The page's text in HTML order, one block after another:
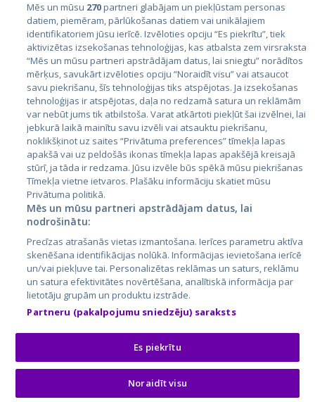
Страны
Эстония
Латвия
Литва
City24.lv
City24.ee
GetaPro.lv
GetaPro.ee
Skelbiu.lt
Autoplius.lt
Aruodas.lt
CVbankas.lt
Kainos.lt
Paslaugos.lt
auto24.ee
Osta.ee
KuldneBörs.ee
Mēs un mūsu 270partneri glabājam un piekļūstam personas
datiem, piemēram, pārlūkošanas datiem vai unikālajiem
identifikatoriem jūsu ierīcē. Izvēloties opciju “Es piekrītu”, tiek
aktivizētas izsekošanas tehnoloģijas, kas atbalsta zem virsraksta
“Mēs un mūsu partneri apstrādājam datus, lai sniegtu” norādītos
mērķus, savukārt izvēloties opciju “Noraidīt visu” vai atsaucot
savu piekrišanu, šīs tehnoloģijas tiks atspējotas. Ja izsekošanas
tehnoloģijas ir atspējotas, daļa no redzamā satura un reklāmām
var nebūt jums tik atbilstoša. Varat atkārtoti piekļūt šai izvēlnei, lai
jebkurā laikā mainītu savu izvēli vai atsauktu piekrišanu,
noklikšķinot uz saites “Privātuma preferences” tīmekļa lapas
apakšā vai uz peldošās ikonas tīmekļa lapas apakšējā kreisajā
stūrī, ja tāda ir redzama. Jūsu izvēle būs spēkā mūsu piekrišanas
Tīmekļa vietne ietvaros. Plašāku informāciju skatiet mūsu
Privātuma politikā.
Mēs un mūsu partneri apstrādājam datus, lai
nodrošinātu:
Precīzas atrašanās vietas izmantošana. Ierīces parametru aktīva
skenēšana identifikācijas nolūkā. Informācijas ievietošana ierīcē
un/vai piekļuve tai. Personalizētas reklāmas un saturs, reklāmu
un satura efektivitātes novērtēšana, analītiskā informācija par
lietotāju grupām un produktu izstrāde.
Partneru (pakalpojumu sniedzēju) saraksts
Es piekrītu
Noraidīt visu